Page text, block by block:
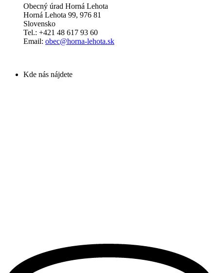
Obecný úrad Horná Lehota
Horná Lehota 99, 976 81
Slovensko
Tel.: +421 48 617 93 60
Email: obec@horna-lehota.sk
Kde nás nájdete